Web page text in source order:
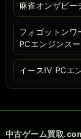
麻雀オンザビ
フォゴットンワ
PCエンジンス
イースIV PCエ
中古ゲーム買取